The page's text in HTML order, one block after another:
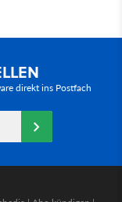
direkt ins Postfach